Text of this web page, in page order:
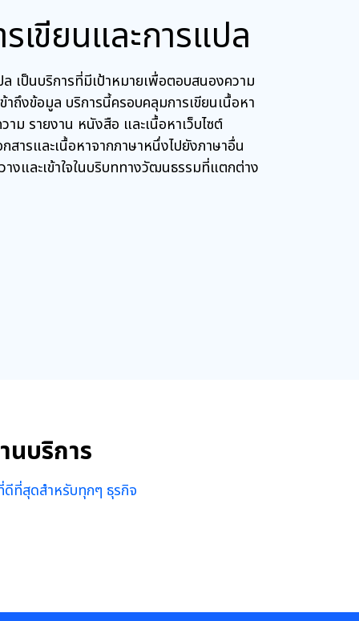
เขียนและการแปล
เป็นบริการที่มีเป้าหมายเพื่อตอบสนองความ
าถึงข้อมูล บริการนี้ครอบคลุมการเขียนเนื้อหา
ม รายงาน หนังสือ และเนื้อหาเว็บไซต์
ารและเนื้อหาจากภาษาหนึ่งไปยังภาษาอื่น
างและเข้าใจในบริบททางวัฒนธรรมที่แตกต่าง
นบริการ
ดีที่สุดสำหรับทุกๆ ธุรกิจ